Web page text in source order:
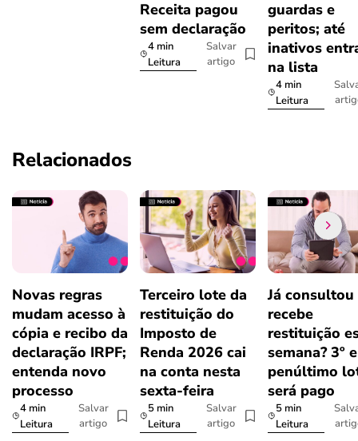
Receita pagou
sem declaração
4 min
Leitura
Salvar
artigo
guardas e
peritos; até
inativos
na lista
4 min
Leitura
Relacionados
Novas regras
mudam acesso à
cópia e recibo da
declaração IRPF;
entenda novo
processo
4 min
Leitura
Salvar
artigo
Terceiro lote da
restituição do
Imposto de
Renda 2026 cai
na conta nesta
sexta-feira
5 min
Leitura
Salvar
artigo
Já consultou
recebe
restituição
semana? 3º e
penúltimo
será pago
5 min
Leitura